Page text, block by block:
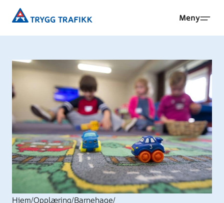
hovedinnhold
Trygg
Meny
Hjem/Opplæring/Barnehage/